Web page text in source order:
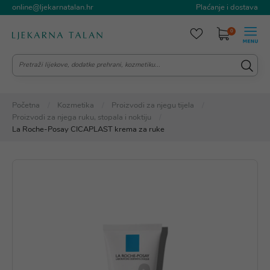
online@ljekarnatalan.hr Plaćanje i dostava
0
Početna Kozmetika
Proizvodi za njegu tijela
Proizvodi za njega ruku, stopala i noktiju
La Roche-Posay CICAPLAST krema za ruke